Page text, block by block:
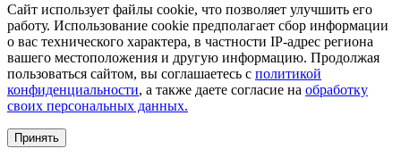
Сайт использует файлы cookie, что позволяет улучшить его
работу. Использование cookie предполагает сбор информации
о вас технического характера, в частности IP-адрес региона
вашего местоположения и другую информацию. Продолжая
пользоваться сайтом, вы соглашаетесь с политикой
конфиденциальности, а также даете согласие на обработку
своих персональных данных.
Принять